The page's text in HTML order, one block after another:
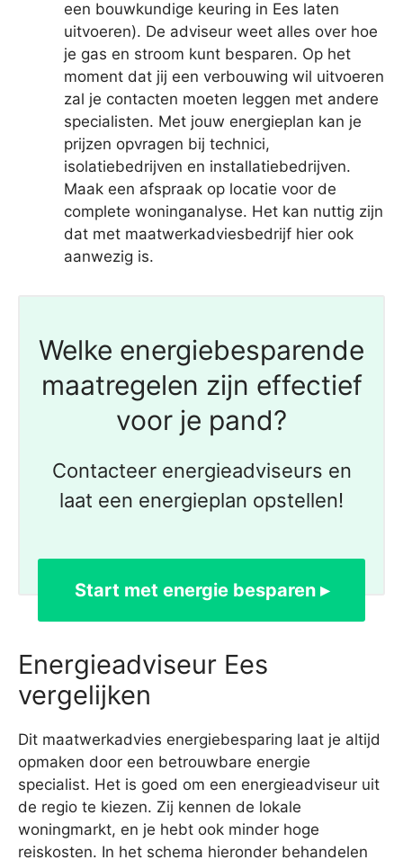
een bouwkundige keuring in Ees laten
uitvoeren). De adviseur weet alles over hoe
je gas en stroom kunt besparen. Op het
moment dat jij een verbouwing wil uitvoeren
zal je contacten moeten leggen met andere
specialisten. Met jouw energieplan kan je
prijzen opvragen bij technici,
isolatiebedrijven en installatiebedrijven.
Maak een afspraak op locatie voor de
complete woninganalyse. Het kan nuttig zijn
dat met maatwerkadviesbedrijf hier ook
aanwezig is.
Welke energiebesparende
maatregelen zijn effectief
voor je pand?
Contacteer energieadviseurs en
laat een energieplan opstellen!
Start met energie besparen ▸
Energieadviseur Ees
vergelijken
Dit maatwerkadvies energiebesparing laat je altijd
opmaken door een betrouwbare energie
specialist. Het is goed om een energieadviseur uit
de regio te kiezen. Zij kennen de lokale
woningmarkt, en je hebt ook minder hoge
reiskosten. In het schema hieronder behandelen